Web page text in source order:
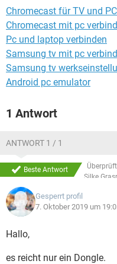
Chromecast für TV und
Chromecast mit pc
Pc und laptop verbinden
Samsung tv mit pc
Samsung tv
Android pc emulator
1 Antwort
ANTWORT 1 / 1
Beste Antwort
Silke
Gesperrt profil
7. Oktober 2019 um
Hallo,
es reicht nur ein Dongle.